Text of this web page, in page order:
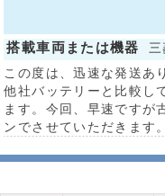
搭載車両または機器
この度は、迅速な発送あ
他社バッテリーと比較し
ます。今回、早速ですが
ンでさせていただきます